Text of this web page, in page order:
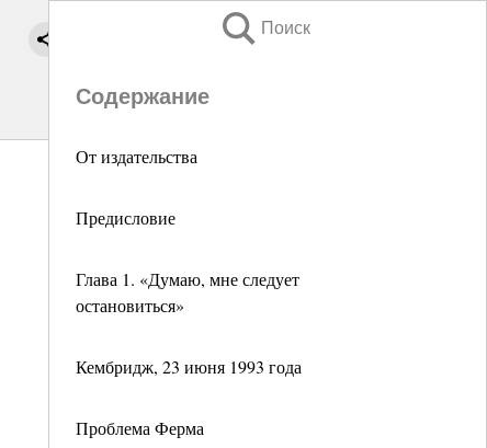
Поиск
Содержание
От издательства
Предисловие
Глава 1. «Думаю, мне следует
остановиться»
Кембридж, 23 июня 1993 года
Проблема Ферма